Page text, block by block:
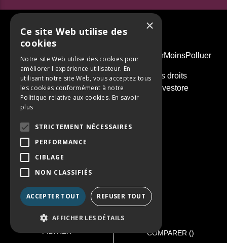
FILTRER COMPARER ()
PENSEZ À COVOITURER #SeDeplacerMoinsPolluer
© 2026 - Groupe Simonneau. Tous droits
réservés. Réalisation :Nextlane Livestore
×
Ce site Web utilise des
cookies
Notre site Web utilise des cookies pour
améliorer l'expérience utilisateur. En
utilisant notre site Web, vous acceptez tous
les cookies conformément à notre
Politique relative aux cookies. En savoir
plus
STRICTEMENT NÉCESSAIRES
PERFORMANCE
CIBLAGE
NON CLASSIFIÉS
ACCEPTER TOUT REFUSER TOUT
AFFICHER LES DÉTAILS